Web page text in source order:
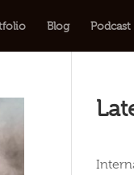
Blog Podcast